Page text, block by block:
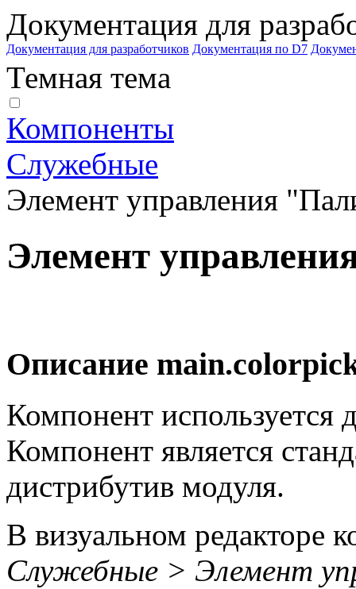
Документация для
Документация для разработчиков Документация по D7
Темная тема
Компоненты
Служебные
Элемент управления
Элемент
Описание
Компонент используется
Компонент является
дистрибутив модуля.
В визуальном редакторе
Служебные > Элемент